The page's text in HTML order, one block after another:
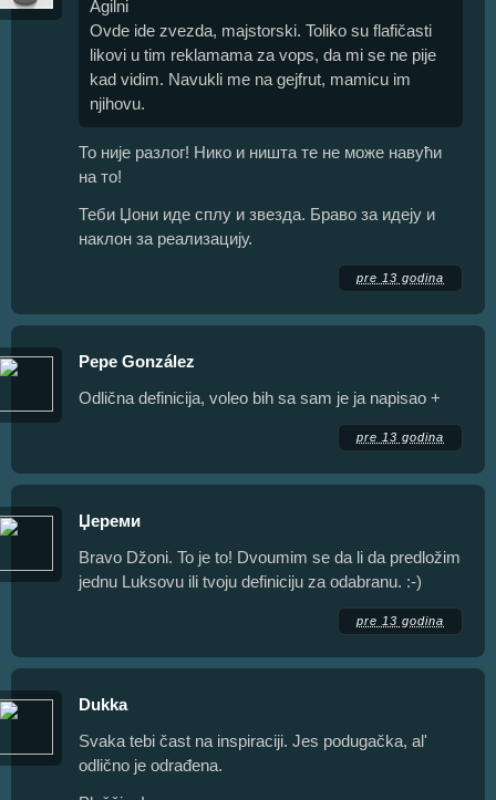
Agilni
Ovde ide zvezda, majstorski. Toliko su flafičasti
likovi u tim reklamama za vops, da mi se ne pije
kad vidim. Navukli me na gejfrut, mamicu im
njihovu.
То није разлог! Нико и ништа те не може навући
на то!
Теби Џони иде сплу и звезда. Браво за идеју и
наклон за реализацију.
pre 13 godina
Pepe González
Odlična definicija, voleo bih sa sam je ja napisao +
pre 13 godina
Џереми
Bravo Džoni. To je to! Dvoumim se da li da predložim
jednu Luksovu ili tvoju definiciju za odabranu. :-)
pre 13 godina
Dukka
Svaka tebi čast na inspiraciji. Jes podugačka, al'
odlično je odrađena.